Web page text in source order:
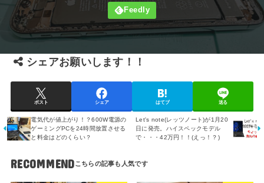
シェアお願いします！！
ポスト シェア はてブ 送る
Let's note(レッツノート)が1月20
日に発売。ハイスペックモデル
で・・・42万円！！(えっ！？)
電気代が値上がり！？600W電源の
ゲーミングPCを24時間放置させる
と料金はどのくらい？
RECOMMEND